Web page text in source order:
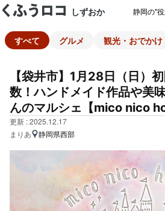
しずおか 静岡の"
すべて グルメ 観光・おでかけ
【袋井市】1月28日（日）
数！ハンドメイド作品や美
んのマルシェ【mico nico
更新 : 2025.12.17
まりあ
静岡県西部